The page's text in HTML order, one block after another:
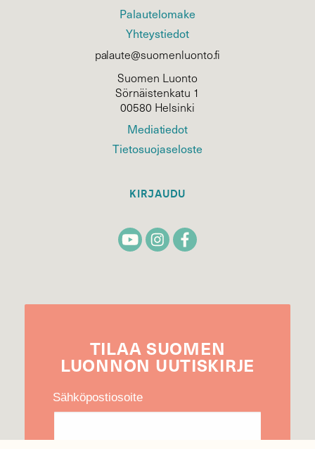
Palautelomake
Yhteystiedot
palaute@suomenluonto.fi
Suomen Luonto
Sörnäistenkatu 1
00580 Helsinki
Mediatiedot
Tietosuojaseloste
KIRJAUDU
TILAA SUOMEN
LUONNON UUTIS­KIRJE
Sähköpostiosoite